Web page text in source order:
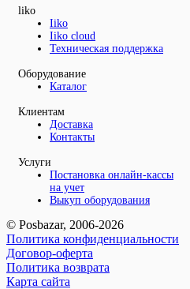
liko
Iiko
Iiko cloud
Техническая поддержка
Оборудование
Каталог
Клиентам
Доставка
Контакты
Услуги
Постановка онлайн-кассы
на учет
Выкуп оборудования
© Posbazar, 2006-2026
Политика конфиденциальности
Договор-оферта
Политика возврата
Карта сайта